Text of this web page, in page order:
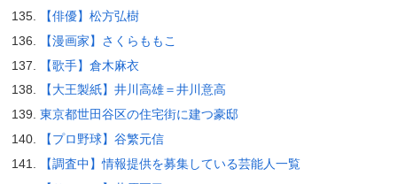
【俳優】松方弘樹
【漫画家】さくらももこ
【歌手】倉木麻衣
【大王製紙】井川高雄＝井川意高
東京都世田谷区の住宅街に建つ豪邸
【プロ野球】谷繁元信
【調査中】情報提供を募集している芸能人一覧